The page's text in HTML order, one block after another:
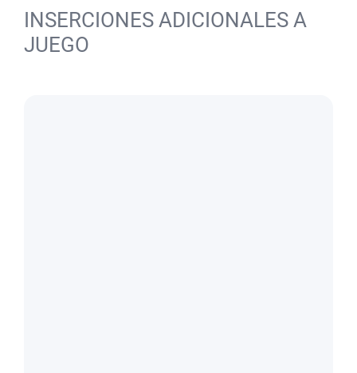
INSERCIONES ADICIONALES A
JUEGO